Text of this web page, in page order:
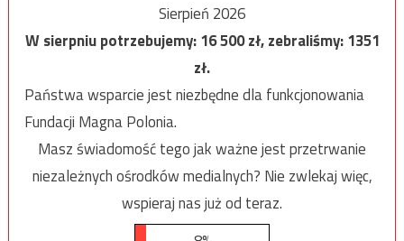
Sierpień 2026
W sierpniu potrzebujemy:16 500zł, zebraliśmy:1351
zł.
Państwa wsparcie jest niezbędne dla funkcjonowania
Fundacji Magna Polonia.
Masz świadomość tego jak ważne jest przetrwanie
niezależnych ośrodków medialnych? Nie zwlekaj więc,
wspieraj nas już od teraz.